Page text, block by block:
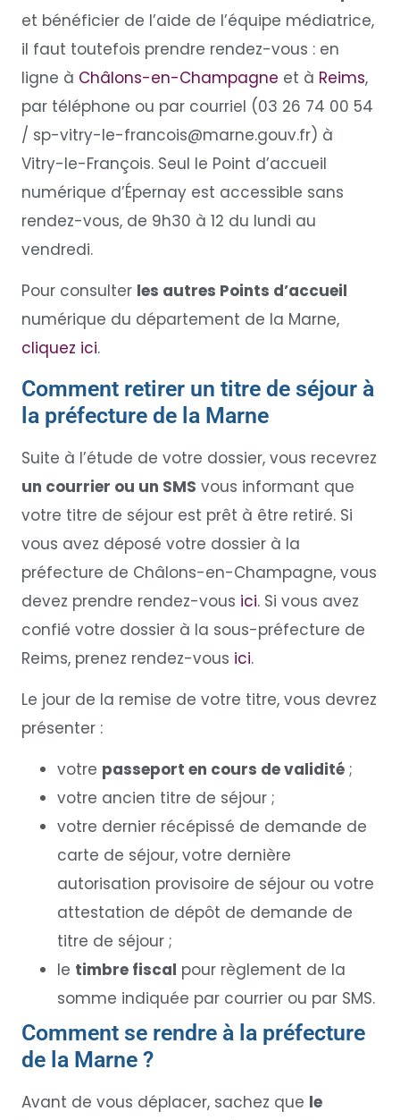
et bénéficier de l’aide de l’équipe médiatrice,
il faut toutefois prendre rendez-vous : en
ligne à Châlons-en-Champagne et à Reims,
par téléphone ou par courriel (03 26 74 00 54
/ sp-vitry-le-francois@marne.gouv.fr) à
Vitry-le-François. Seul le Point d’accueil
numérique d’Épernay est accessible sans
rendez-vous, de 9h30 à 12 du lundi au
vendredi.
Pour consulter les autres Points d’accueil
numérique du département de la Marne,
cliquez ici.
Comment retirer un titre de séjour à
la préfecture de la Marne
Suite à l’étude de votre dossier, vous recevrez
un courrier ou un SMS vous informant que
votre titre de séjour est prêt à être retiré. Si
vous avez déposé votre dossier à la
préfecture de Châlons-en-Champagne, vous
devez prendre rendez-vous ici. Si vous avez
confié votre dossier à la sous-préfecture de
Reims, prenez rendez-vous ici.
Le jour de la remise de votre titre, vous devrez
présenter :
votre passeport en cours de validité;
votre ancien titre de séjour ;
votre dernier récépissé de demande de
carte de séjour, votre dernière
autorisation provisoire de séjour ou votre
attestation de dépôt de demande de
titre de séjour ;
le timbre fiscal pour règlement de la
somme indiquée par courrier ou par SMS.
Comment se rendre à la préfecture
de la Marne ?
Avant de vous déplacer, sachez que le